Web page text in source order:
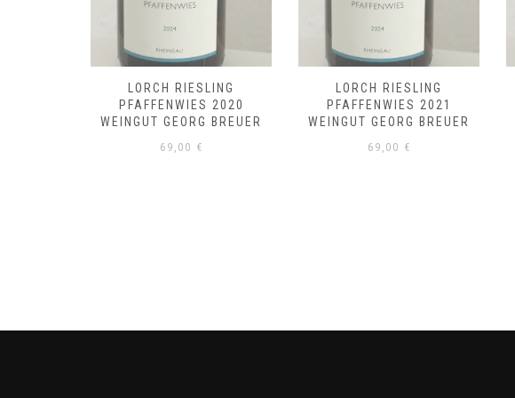
LORCH RIESLING
PFAFFENWIES 2020
WEINGUT GEORG BREUER
69,00 €
LORCH RIESLING
PFAFFENWIES 2021
WEINGUT GEORG BREUER
69,00 €